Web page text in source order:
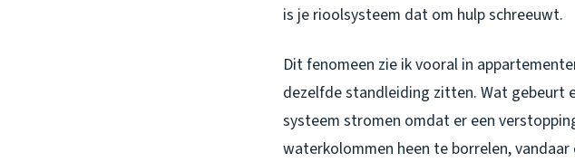
is je rioolsysteem dat om hulp schreeuwt.
Dit fenomeen zie ik vooral in
dezelfde standleiding zitten. Wat gebeurt
systeem stromen omdat er een
waterkolommen heen te borrelen,